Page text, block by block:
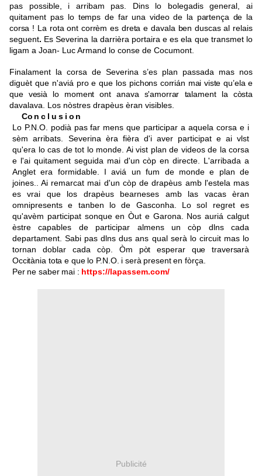
pas possible, i arribam pas. Dins lo bolegadis general, ai
quitament pas lo temps de far una video de la partença de la
corsa ! La rota ont corrèm es dreta e davala ben duscas al relais
seguent. Es Severina la darrièra portaira e es ela que transmet lo
ligam a Joan- Luc Armand lo conse de Cocumont.
Finalament la corsa de Severina s’es plan passada mas nos
diguèt quen'aviá pro e que los pichons corrián mai viste qu’ela e
que vesià lo
moment ont anava s'amorrar talament la
còsta
davalava. Los nòstres drapèus èran visibles.
Conclusion
L o P.N.O. podià pas far mens que participar a aquela corsa e i
sèm arribats
Severina èra fièra d'i aver participat e ai vlst
qu'era lo cas de tot lo monde. Ai vist plan de videos de la corsa
e l'ai quitament seguida mai d'un còp en directe. L'arribada a
Anglet era formidable. I aviá un fum de monde e plan de
joines
. Ai remarcat mai d'un còp de drapèus amb l'estela mas
es vrai que los drapèus bearneses amb las vacas èran
omnipresents e tanben lo de Gasconha. Lo sol regret es
qu'avèm participat sonque en Òut e Garona. Nos auriá calgut
èstre capables de participar almens un còp dlns cada
departament. Sabi pas dlns dus ans qual serà lo circuit mas lo
tornan doblar cadacòp. Òm pòt esperar que
traversarà
Occitània tota e que lo P.N.O. i serà presenten fòrça
Per ne saber mai : https://lapassem.com/
Publicité